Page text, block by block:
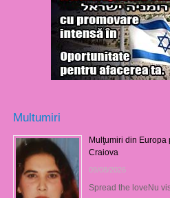
Multumiri
Mulţumiri din Europa
Craiova
09/08/2026
Spread the loveNu